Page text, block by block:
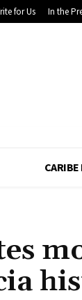
for Us In the
CARIBE